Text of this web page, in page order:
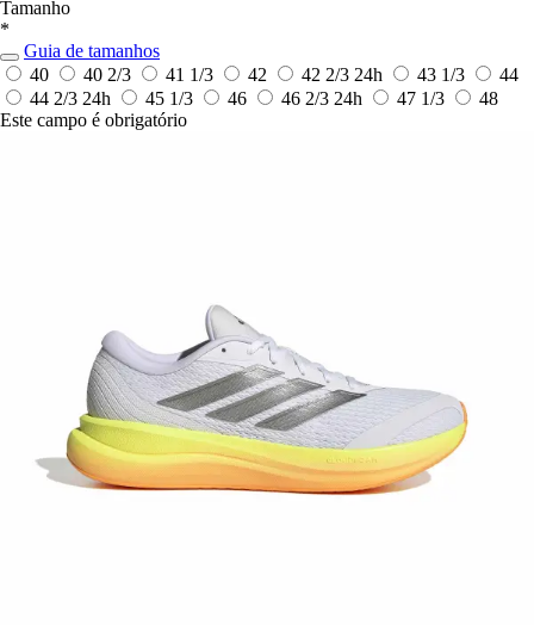
Tamanho
*
Guia de tamanhos
40
40 2/3 41 1/3 42 42 2/3 24h 43 1/3
44
44 2/3 24h 45 1/3 46 46 2/3 24h 47 1/3
48
Este campo é obrigatório